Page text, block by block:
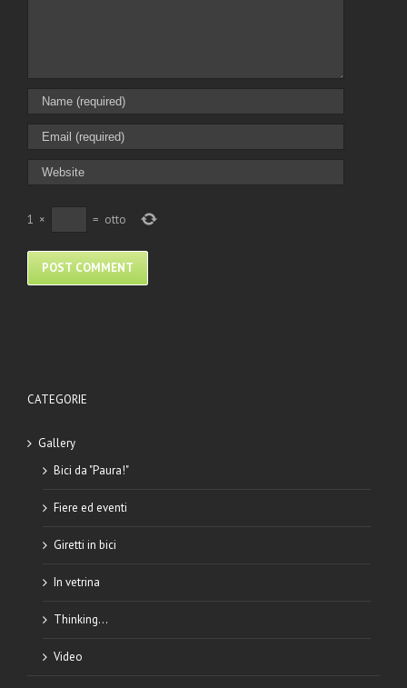
1 × = otto
CATEGORIE
Gallery
Bici da "Paura!"
Fiere ed eventi
Giretti in bici
In vetrina
Thinking…
Video